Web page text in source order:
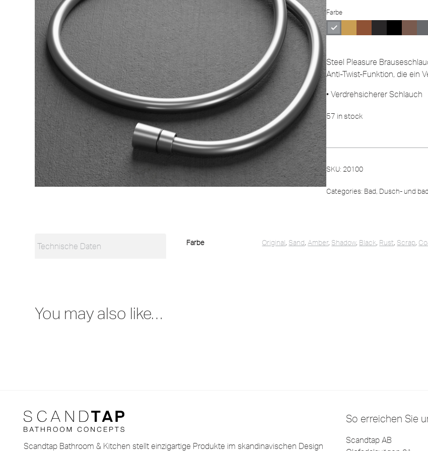
Farbe
Steel Pleasure
Anti-Twist-Funktion, die ein
• Verdrehsicherer Schlauch
57 in stock
SKU: 20100
Categories: Bad, Dusch- und
Technische Daten Farbe Original, Sand,Amber, Shadow, Black, Rust, Scrap,
You may also like…
Scandtap Bathroom & Kitchen stellt einzigartige Produkte im skandinavischen Design
So erreichen Sie
Scandtap AB